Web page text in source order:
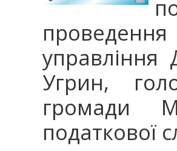
управління
Угрин,
громади
податкової